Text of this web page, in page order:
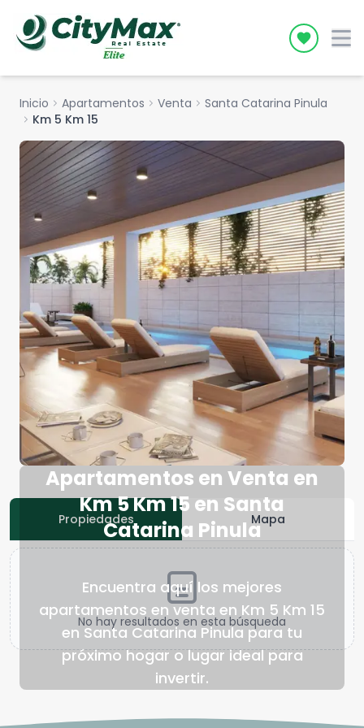
Icon
Inicio chevron_right Apartamentos chevron_right Venta chevron_right Santa Catarina Pinula
chevron_right Km 5 Km 15
Apartamentos en Venta en
Km 5 Km 15 en Santa
Catarina Pinula
Encuentra aquí los mejores
apartamentos en venta en Km 5 Km 15
en Santa Catarina Pinula para tu
próximo hogar o lugar ideal para
invertir.
Propiedades Mapa
No hay resultados en esta búsqueda